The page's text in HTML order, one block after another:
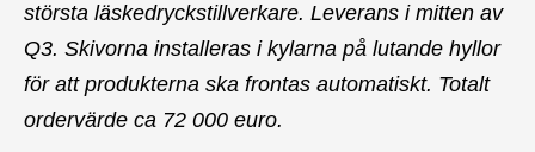
största läskedryckstillverkare. Leverans i mitten av
Q3. Skivorna installeras i kylarna på lutande hyllor
för att produkterna ska frontas automatiskt. Totalt
ordervärde ca 72 000 euro.